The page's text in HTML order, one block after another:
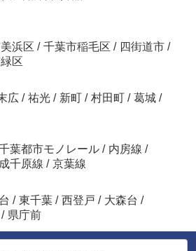
浜区 / 千葉市稲毛区 / 四街道市 /
区
広 / 祐光 / 新町 / 村田町 / 葛城 /
葉都市モノレール / 内房線 /
千原線 / 京葉線
/ 東千葉 / 西登戸 / 大森台 /
/ 県庁前